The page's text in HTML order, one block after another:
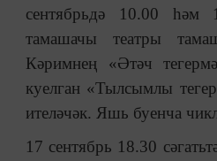
сентябрьдә 10.00 һәм
тамашачы театры
Кәримнең «Әтәч
куелган «Тылсымлы
ителәчәк. Яшь буенча
17 сентябрь 18.30